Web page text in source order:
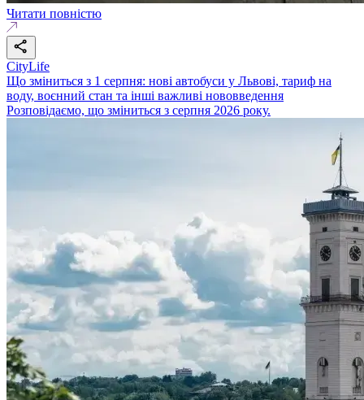
Читати повністю
CityLife
Що зміниться з 1 серпня: нові автобуси у Львові, тариф на
воду, воєнний стан та інші важливі нововведення
Розповідаємо, що зміниться з серпня 2026 року.